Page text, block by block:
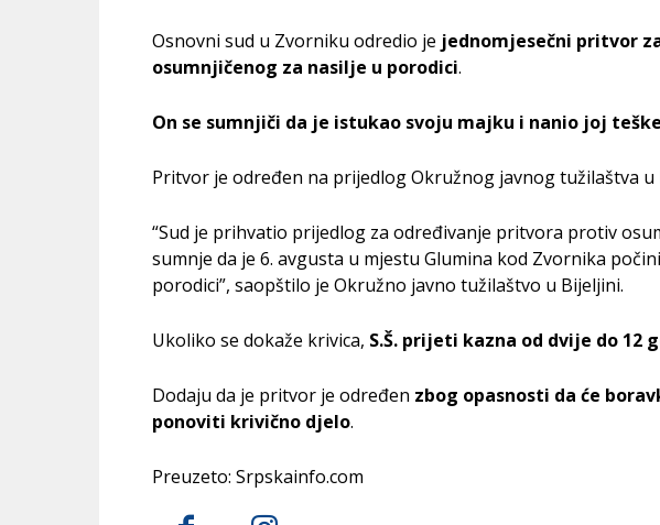
Osnovni sud u Zvorniku odredio je jednomjesečni pritvor
osumnjičenog za nasilje u porodici.
On se sumnjiči da je istukao svoju majku i nanio joj
Pritvor je određen na prijedlog Okružnog javnog tužilaštva u
“Sud je prihvatio prijedlog za određivanje pritvora protiv
sumnje da je 6. avgusta u mjestu Glumina kod Zvornika
porodici”, saopštilo je Okružno javno tužilaštvo u Bijeljini.
Ukoliko se dokaže krivica, S.Š. prijeti kazna od dvije do 12
Dodaju da je pritvor je određen zbog opasnosti da će
ponoviti krivično djelo.
Preuzeto: Srpskainfo.com